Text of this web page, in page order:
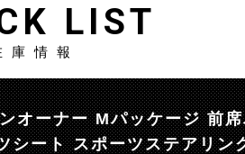
LIST
庫情報
ーナー Mパッケージ 前
ート スポーツステアリン